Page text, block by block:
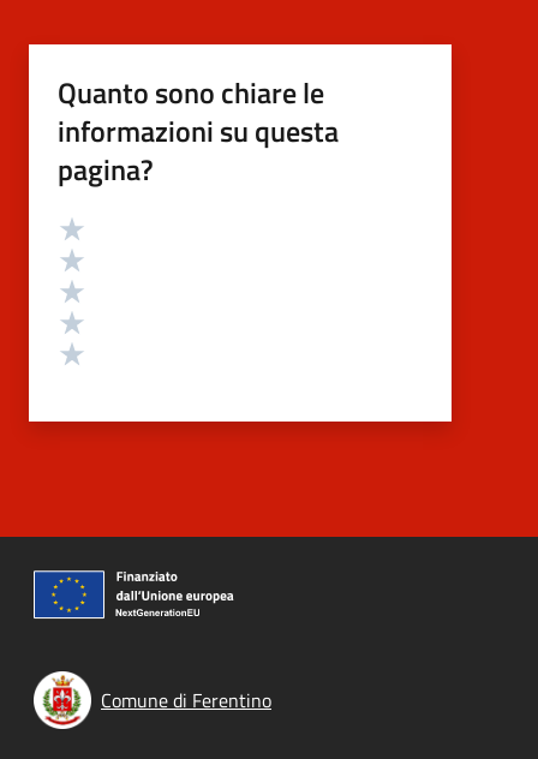
Quanto sono chiare le
informazioni su questa
pagina?
Valutazione
Comune di Ferentino